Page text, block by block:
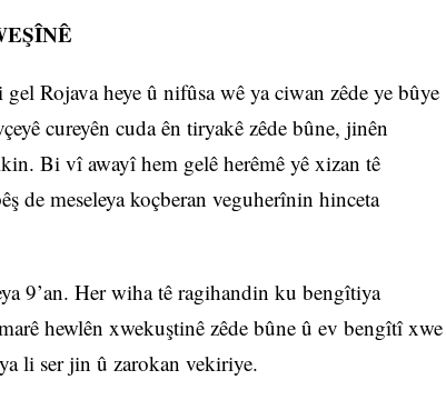
Rojava heye û nifûsa wê ya ciwan zêde ye bûye
cureyên cuda ên tiryakê zêde bûne, jinên
Bi vî awayî hem gelê herêmê yê xizan tê
meseleya koçberan veguherînin hinceta
9’an. Her wiha tê ragihandin ku bengîtiya
hewlên xwekuştinê zêde bûne û ev bengîtî xwe
li ser jin û zarokan vekiriye.